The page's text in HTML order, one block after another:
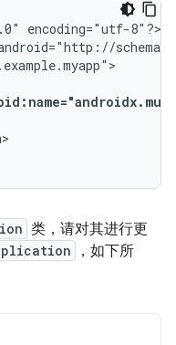
encoding="utf-8"?>
类，请对其进行更
，如下所